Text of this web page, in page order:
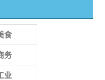
食
务
业